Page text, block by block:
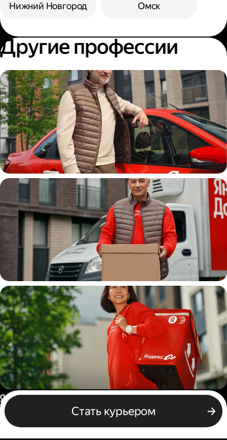
Нижний Новгород Омск
Другие профессии
Автокурьер
Водитель
грузовой машины
Пеший курьер
Стать курьером
Россия
Бизнесу